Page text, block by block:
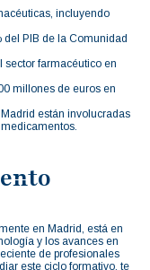
incluyendo
del PIB de la Comunidad
sector farmacéutico en
millones de euros en
están involucradas
en Madrid, está en
y los avances en
de profesionales
este ciclo formativo, te